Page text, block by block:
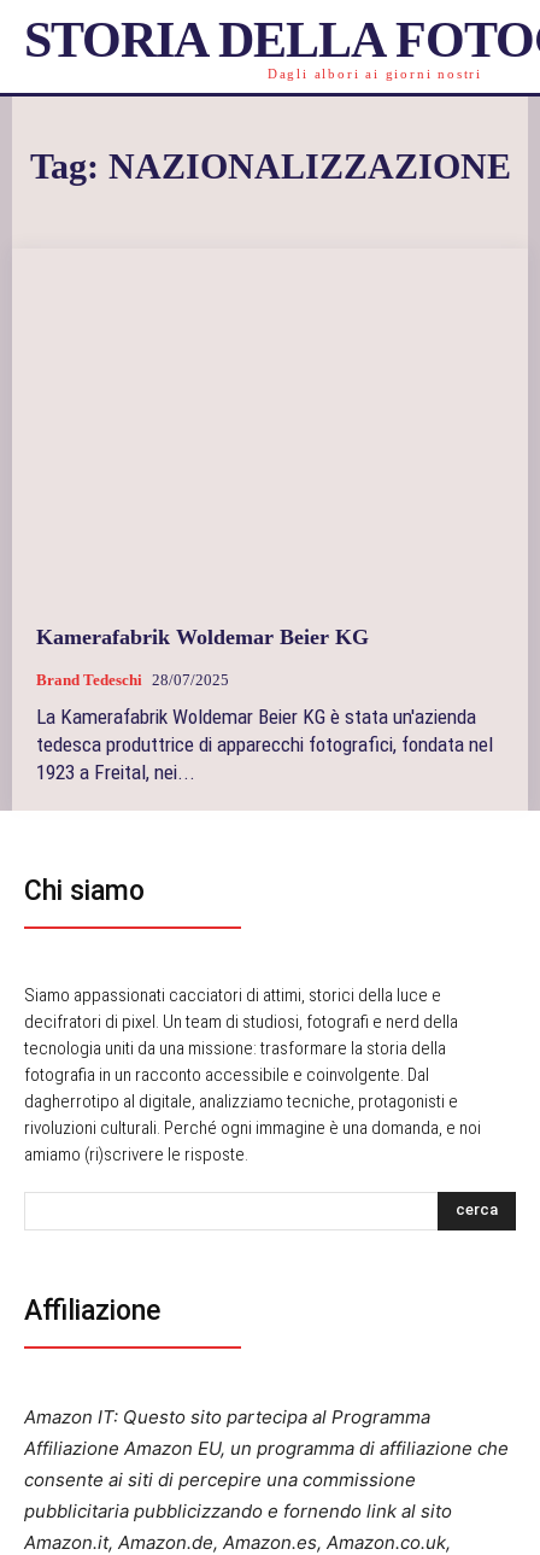
STORIA DELLA
Dagli albori ai giorni nostri
Tag: NAZIONALIZZAZIONE
Kamerafabrik Woldemar Beier KG
Brand Tedeschi 28/07/2025
La Kamerafabrik Woldemar Beier KG è stata un'azienda
tedesca produttrice di apparecchi fotografici, fondata nel
1923 a Freital, nei...
Chi siamo
Siamo appassionati cacciatori di attimi, storici della luce e
decifratori di pixel. Un team di studiosi, fotografi e nerd della
tecnologia uniti da una missione: trasformare la storia della
fotografia in un racconto accessibile e coinvolgente. Dal
dagherrotipo al digitale, analizziamo tecniche, protagonisti e
rivoluzioni culturali. Perché ogni immagine è una domanda, e noi
amiamo (ri)scrivere le risposte.
cerca
Affiliazione
Amazon IT: Questo sito partecipa al Programma
Affiliazione Amazon EU, un programma di affiliazione che
consente ai siti di percepire una commissione
pubblicitaria pubblicizzando e fornendo link al sito
Amazon.it, Amazon.de, Amazon.es, Amazon.co.uk,